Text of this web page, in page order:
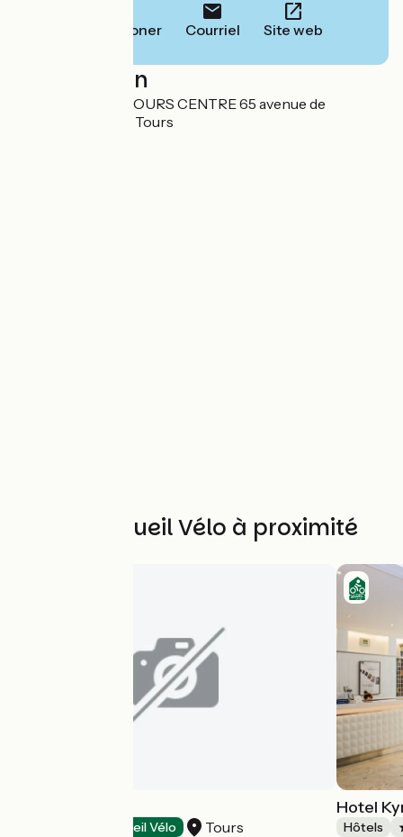
Téléphoner Courriel Site web
Localisation
HOTEL KYRIAD TOURS CENTRE 65 avenue de
Grammont 37100 Tours
Autres Accueil Vélo à proximité
Accueil Vélo Tours
Hotel
Hôtels